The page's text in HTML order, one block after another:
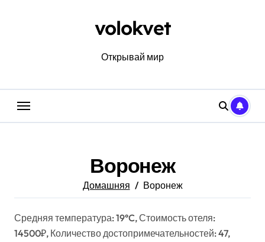
volokvet
Открывай мир
Воронеж
Домашняя Воронеж
Средняя температура: 19°C, Стоимость отеля:
14500₽, Количество достопримечательностей: 47,